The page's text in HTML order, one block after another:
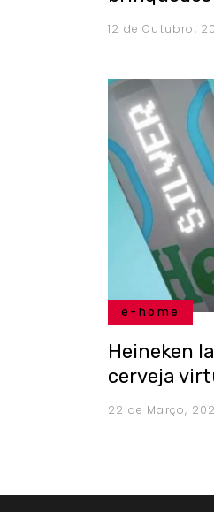
12 de Outubro,
e-home
Heineken
cerveja
22 de Março,